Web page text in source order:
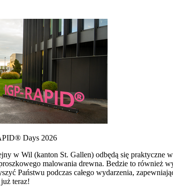
Days 2026
w Wil (kanton St. Gallen) odbędą się
malowania drewna. Bedzie to również
Państwu podczas całego wydarzenia,
teraz!